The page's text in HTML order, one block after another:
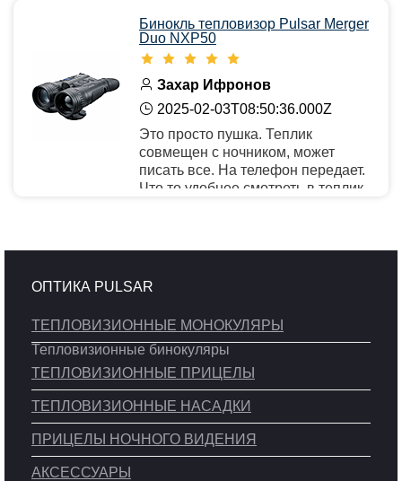
Бинокль тепловизор Pulsar Merger
Duo NXP50
Захар Ифронов
2025-02-03T08:50:36.000Z
Это просто пушка. Теплик
совмещен с ночником, может
писать все. На телефон передает.
Что то удобнее смотреть в теплик,
показывает.
ОПТИКА PULSAR
ТЕПЛОВИЗИОННЫЕ МОНОКУЛЯРЫ
Тепловизионные бинокуляры
ТЕПЛОВИЗИОННЫЕ ПРИЦЕЛЫ
ТЕПЛОВИЗИОННЫЕ НАСАДКИ
ПРИЦЕЛЫ НОЧНОГО ВИДЕНИЯ
АКСЕССУАРЫ